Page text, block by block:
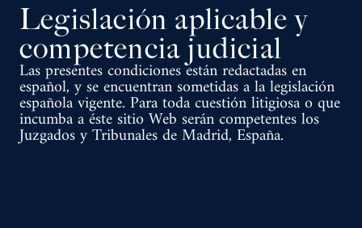
Legislación aplicable y
competencia judicial
Las presentes condiciones están redactadas en
español, y se encuentran sometidas a la legislación
española vigente. Para toda cuestión litigiosa o que
incumba a éste sitio Web serán competentes los
Juzgados y Tribunales de Madrid, España.